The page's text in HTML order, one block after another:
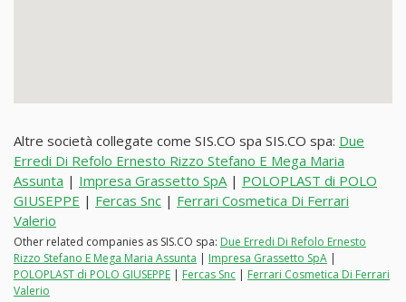
Altre società collegate come SIS.CO spa SIS.CO spa: Due
Erredi Di Refolo Ernesto Rizzo Stefano E Mega Maria
Assunta | Impresa Grassetto SpA| POLOPLAST di POLO
GIUSEPPE | Fercas Snc | Ferrari Cosmetica Di Ferrari
Valerio
Other related companies as SIS.CO spa: Due Erredi Di Refolo Ernesto
Rizzo Stefano E Mega Maria Assunta | Impresa Grassetto SpA |
POLOPLAST di POLO GIUSEPPE | Fercas Snc | Ferrari Cosmetica Di Ferrari
Valerio